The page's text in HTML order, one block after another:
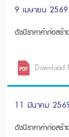
9 เมษายน 2569
ดัชนีราคาค่าก่อสร้
Download
11 มีนาคม
ดัชนีราคาค่าก่อสร้